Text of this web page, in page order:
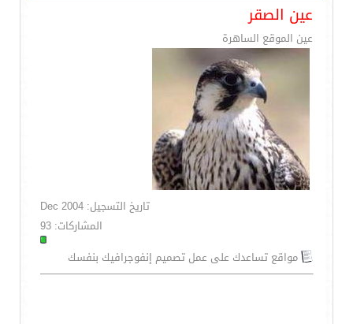
عين الصقر
عين الموقع الساهرة
تاريخ التسجيل: Dec 2004
المشاركات: 93
مواقع تساعدك على عمل تصميم إنفوجرافيك بنفسك